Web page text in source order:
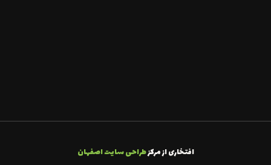
افتخاری از مرکزطراحی سایت اصفهان